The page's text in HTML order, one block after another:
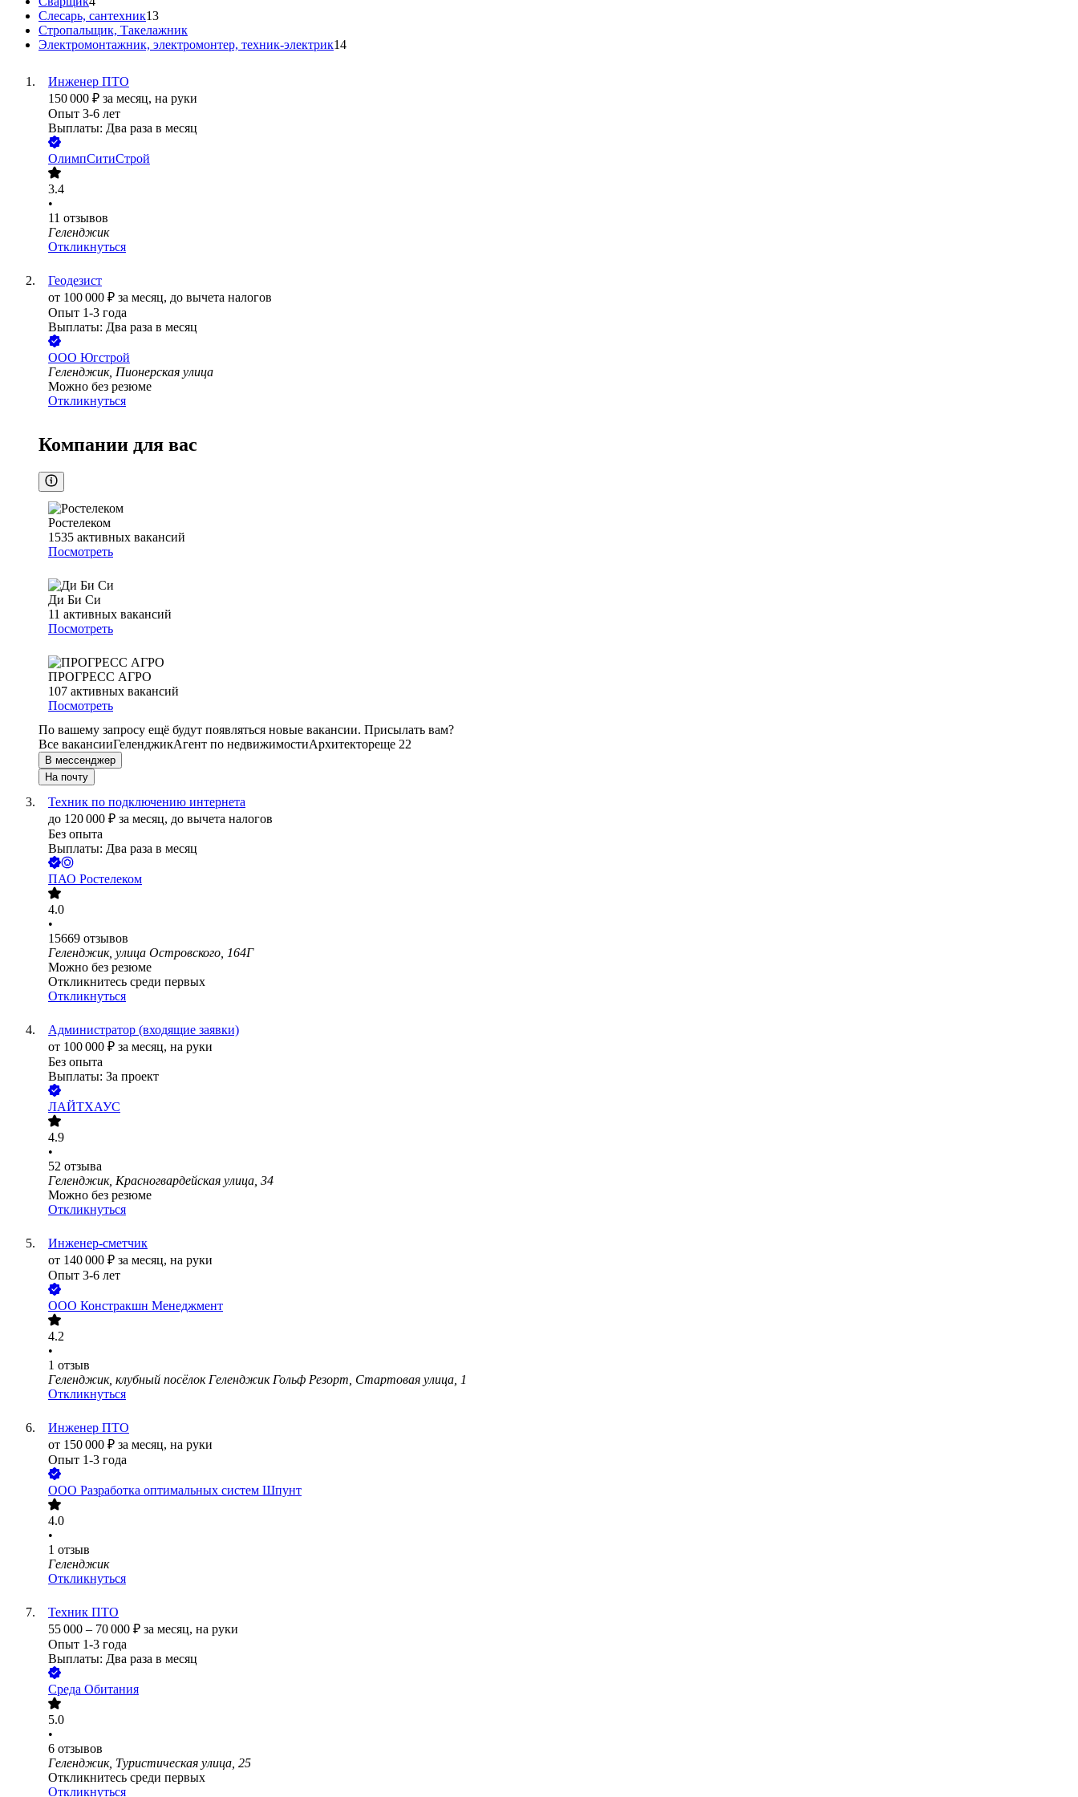
Слесарь, сантехник13
Стропальщик, Такелажник
Электромонтажник, электромонтер, техник-электрик14
Инженер ПТО
150 000 ₽ за месяц, на руки
Опыт 3-6 лет
Выплаты: Два раза в месяц
ОлимпСитиСтрой
3.4
•
11 отзывов
Геленджик
Откликнуться
Геодезист
от 100 000 ₽ за месяц, до вычета налогов
Опыт 1-3 года
Выплаты: Два раза в месяц
ООО Югстрой
Геленджик, Пионерская улица
Можно без резюме
Откликнуться
Компании для вас
Ростелеком
1535 активных вакансий
Посмотреть
Ди Би Си
11 активных вакансий
Посмотреть
ПРОГРЕСС АГРО
107 активных вакансий
Посмотреть
По вашему запросу ещё будут появляться новые вакансии. Присылать вам?
Все вакансииГеленджикАгент по недвижимостиАрхитектореще 22
В мессенджер
На почту
Техник по подключению интернета
до 120 000 ₽ за месяц, до вычета налогов
Без опыта
Выплаты: Два раза в месяц
ПАО Ростелеком
4.0
•
15669 отзывов
Геленджик, улица Островского, 164Г
Можно без резюме
Откликнитесь среди первых
Откликнуться
Администратор (входящие заявки)
от 100 000 ₽ за месяц, на руки
Без опыта
Выплаты: За проект
ЛАЙТХАУС
4.9
•
52 отзыва
Геленджик, Красногвардейская улица, 34
Можно без резюме
Откликнуться
Инженер-сметчик
от 140 000 ₽ за месяц, на руки
Опыт 3-6 лет
ООО Констракшн Менеджмент
4.2
•
1 отзыв
Геленджик, клубный посёлок Геленджик Гольф Резорт, Стартовая улица, 1
Откликнуться
Инженер ПТО
от 150 000 ₽ за месяц, на руки
Опыт 1-3 года
ООО Разработка оптимальных систем Шпунт
4.0
•
1 отзыв
Геленджик
Откликнуться
Техник ПТО
55 000 – 70 000 ₽ за месяц, на руки
Опыт 1-3 года
Выплаты: Два раза в месяц
Среда Обитания
5.0
•
6 отзывов
Геленджик, Туристическая улица, 25
Откликнитесь среди первых
Откликнуться